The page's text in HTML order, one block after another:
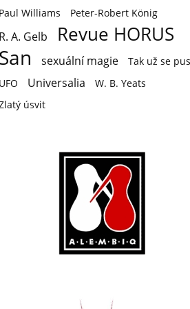
Paul Williams
Peter-Robert König
R. A. Gelb Revue HORUS
San sexuální magie
Tak už se
UFO
Universalia
W. B. Yeats
úsvit